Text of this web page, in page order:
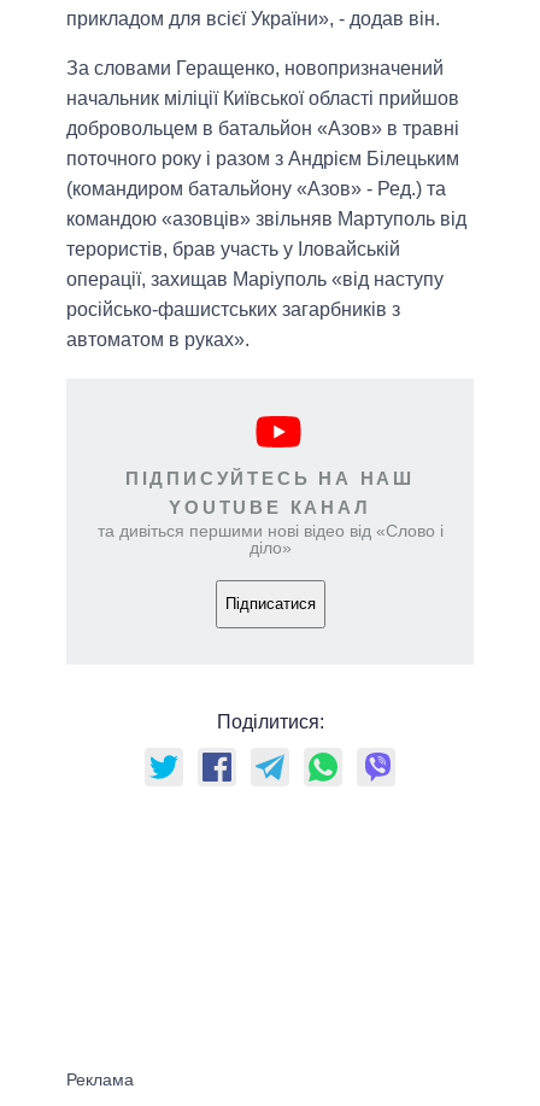
прикладом для всієї України», - додав він.
За словами Геращенко, новопризначений
начальник міліції Київської області прийшов
добровольцем в батальйон «Азов» в травні
поточного року і разом з Андрієм Білецьким
(командиром батальйону «Азов» - Ред.) та
командою «азовців» звільняв Мартуполь від
терористів, брав участь у Іловайській
операції, захищав Маріуполь «від наступу
російсько-фашистських загарбників з
автоматом в руках».
ПІДПИСУЙТЕСЬ НА НАШ
YOUTUBE КАНАЛ
та дивіться першими нові відео від «Слово і
діло»
Підписатися
Поділитися: